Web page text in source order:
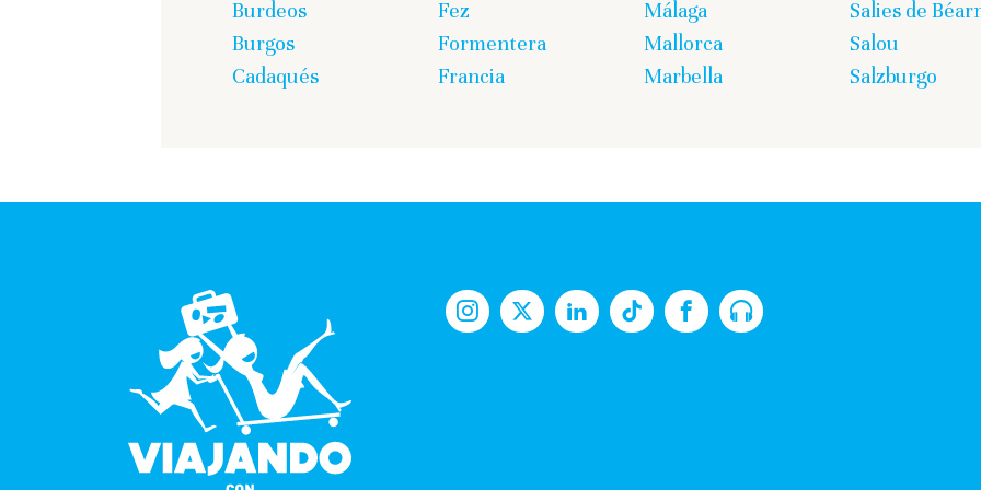
Burdeos
Burgos
Cadaqués
Fez
Formentera
Francia
Málaga
Mallorca
Marbella
Salies de
Salou
Salzburgo